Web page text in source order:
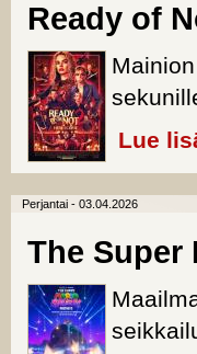
Ready of
Lue
Perjantai - 03.04.2026
The Super